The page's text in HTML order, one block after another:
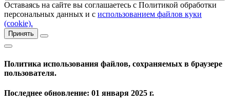
Оставаясь на сайте вы соглашаетесь с Политикой обработки
персональных данных и с использованием файлов куки
(cookie).
Принять
Политика использования файлов, сохраняемых в браузере
пользователя.
Последнее обновление: 01 января 2025 г.